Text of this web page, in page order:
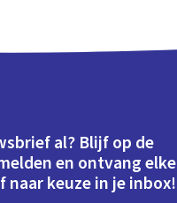
al? Blijf op de
en ontvang elke
naar keuze in je inbox!